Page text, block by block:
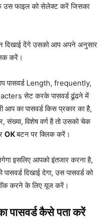
उस फाइल को सेलेक्ट करें जिसका
दिखाई देंगे उसको आप अपने अनुसार
करें।
पासवर्ड Length, frequently,
सेट करके पासवर्ड ढूंढने में
का पासवर्ड किस प्रकार का है,
विशेष वर्ण है तो उसको चेक
OKबटन पर क्लिक करें।
इसलिए आपको इंतजार करना है,
दिखाई देगा, उस पासवर्ड को
करने के लिए यूज करें।
पासवर्ड कैसे पता करें